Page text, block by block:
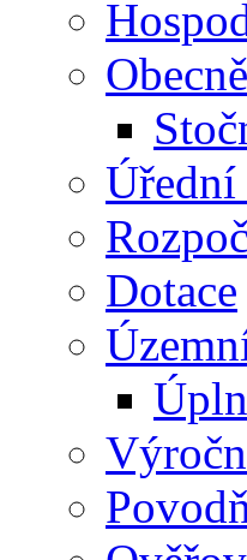
Úřední
Dotace